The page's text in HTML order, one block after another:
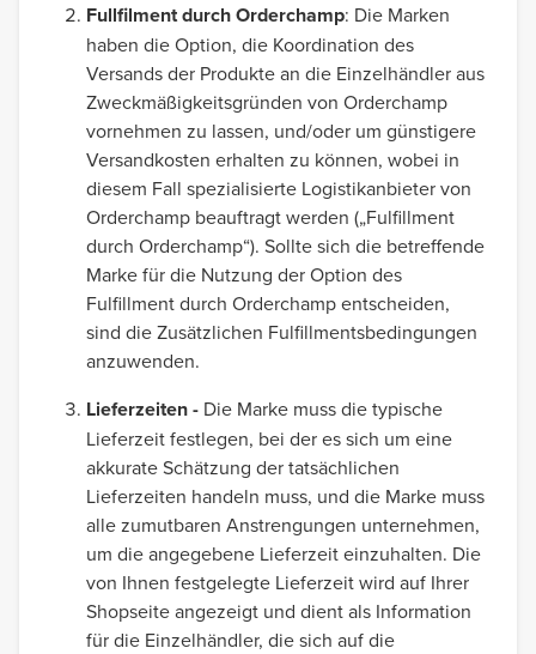
Fullfilment durch Orderchamp: Die Marken
haben die Option, die Koordination des
Versands der Produkte an die Einzelhändler aus
Zweckmäßigkeitsgründen von Orderchamp
vornehmen zu lassen, und/oder um günstigere
Versandkosten erhalten zu können, wobei in
diesem Fall spezialisierte Logistikanbieter von
Orderchamp beauftragt werden („Fulfillment
durch Orderchamp“). Sollte sich die betreffende
Marke für die Nutzung der Option des
Fulfillment durch Orderchamp entscheiden,
sind die Zusätzlichen Fulfillmentsbedingungen
anzuwenden.
Lieferzeiten - Die Marke muss die typische
Lieferzeit festlegen, bei der es sich um eine
akkurate Schätzung der tatsächlichen
Lieferzeiten handeln muss, und die Marke muss
alle zumutbaren Anstrengungen unternehmen,
um die angegebene Lieferzeit einzuhalten. Die
von Ihnen festgelegte Lieferzeit wird auf Ihrer
Shopseite angezeigt und dient als Information
für die Einzelhändler, die sich auf die